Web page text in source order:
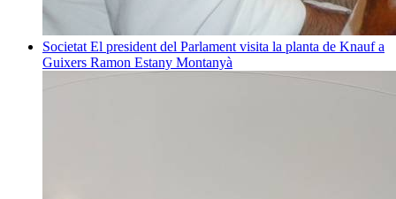
Societat El president del Parlament visita la planta de Knauf a
Guixers Ramon Estany Montanyà